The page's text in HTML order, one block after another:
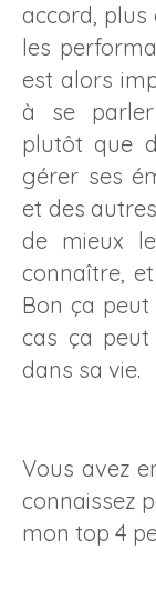
accord, plus
les
est alors
à se parler
plutôt que
gérer ses
et des
de mieux
connaître,
Bon ça
cas ça peut
dans sa vie.
Vous avez
connaissez
mon top 4